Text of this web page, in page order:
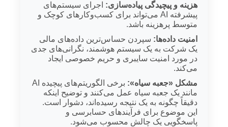
هزینه و پیچیدگی پیاده‌سازی: اجرای سیستم‌های
پیشرفته AI می‌تواند برای کسب‌وکارهای کوچک و
متوسط پرهزینه باشد.
امنیت داده‌ها: سپردن حساس‌ترین داده‌های مالی
یک شرکت به یک سیستم هوشمند، نگرانی‌های جدی
در مورد امنیت سایبری و حریم خصوصی ایجاد
می‌کند.
مشکل «جعبه سیاه»:
برخی الگوریتم‌های پیچیده AI
مانند یک جعبه سیاه عمل می‌کنند و توضیح اینکه
دقیقاً چگونه به یک نتیجه رسیده‌اند، دشوار است.
این موضوع برای فرآیندهای حسابرسی و
پاسخگویی یک چالش محسوب می‌شود.